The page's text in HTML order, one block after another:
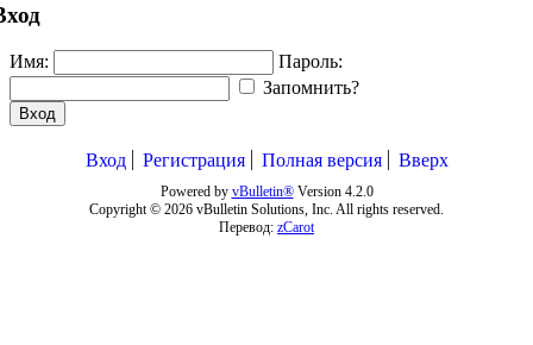
Имя:
Пароль:
Запомнить?
Вход
Вход Регистрация Полная версия Вверх
Powered by vBulletin®Version 4.2.0
Copyright © 2026 vBulletin Solutions, Inc. All rights reserved.
Перевод: zCarot